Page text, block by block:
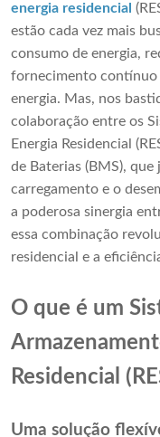
energia residencial
estão cada vez mais
consumo de energia,
fornecimento contínuo
energia. Mas, nos
colaboração entre os
Energia Residencial
de Baterias (BMS),
carregamento e o
a poderosa sinergia
essa combinação
residencial e a
O que é um
Residencial
Uma solução